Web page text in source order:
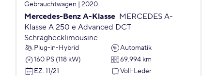
Gebrauchtwagen | 2020
Mercedes-Benz A-Klasse MERCEDES A-
Klasse A 250 e Advanced DCT
Schräghecklimousine
Plug-in-Hybrid
Automatik
160 PS (118 kW)
69.994 km
EZ: 11/21 Voll-Leder